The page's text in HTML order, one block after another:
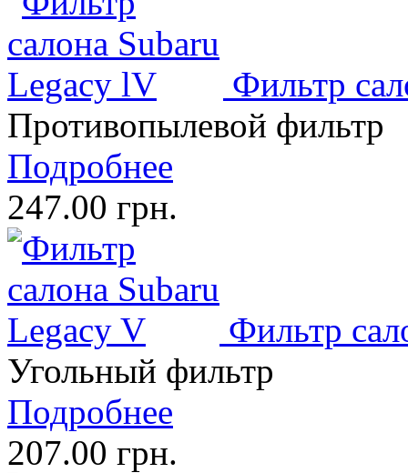
Фильтр
Противопылевой фильтр
Подробнее
247.00 грн.
Фильтр
Угольный фильтр
Подробнее
207.00 грн.